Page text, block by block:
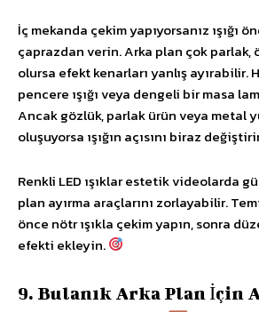
İç mekanda çekim yapıyorsanız ışığı
çaprazdan verin. Arka plan çok parlak,
olursa efekt kenarları yanlış ayırabilir.
pencere ışığı veya dengeli bir masa
Ancak gözlük, parlak ürün veya metal
oluşuyorsa ışığın açısını biraz
Renkli LED ışıklar estetik videolarda
plan ayırma araçlarını zorlayabilir.
önce nötr ışıkla çekim yapın, sonra
efekti ekleyin.
9. Bulanık Arka Plan İçin